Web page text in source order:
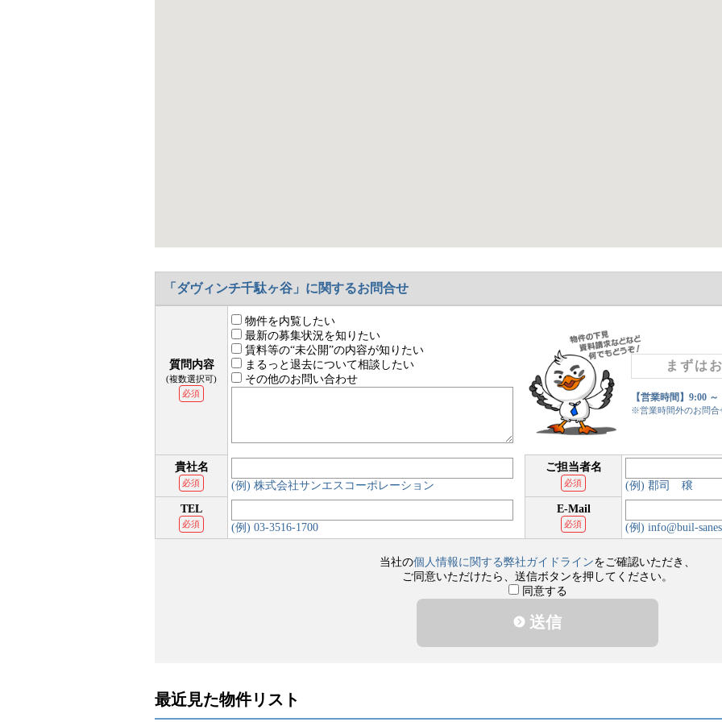
「ダヴィンチ千駄ヶ谷」に関するお問合せ
質問内容
(複数選択可)
必須
物件を内覧したい
最新の募集状況を知りたい
賃料等の“未公開”の内容が知りたい
まるっと退去について相談したい
その他のお問い合わせ
まずは
【営業時間】9:00
※営業時間外のお問合
貴社名
必須 (例) 株式会社サンエスコーポレーション
ご担当者名
必須
(例) 郡司 穣
TEL
必須 (例) 03-3516-1700
E-Mail
必須 (例) info@buil-
当社の個人情報に関する弊社ガイドラインをご確認いただき、
ご同意いただけたら、送信ボタンを押してください。
同意する
送信
最近見た物件リスト